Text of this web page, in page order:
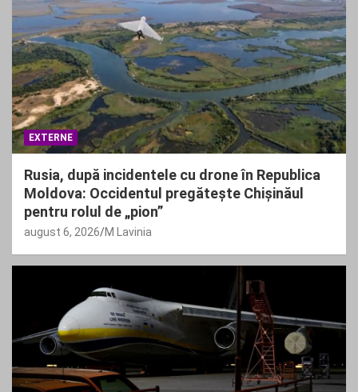
EXTERNE
Rusia, după incidentele cu drone în Republica
Moldova: Occidentul pregătește Chișinăul
pentru rolul de „pion”
august 6, 2026 M Lavinia